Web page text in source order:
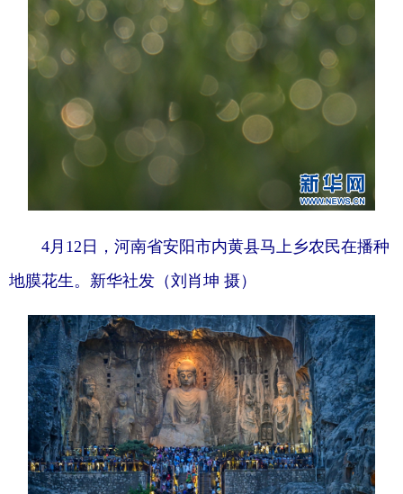
4月12日，河南省安阳市内黄县马上乡农民在播种
地膜花生。新华社发（刘肖坤 摄）